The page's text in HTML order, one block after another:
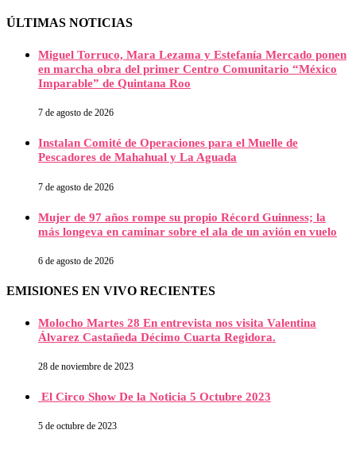
ÚLTIMAS NOTICIAS
Miguel Torruco, Mara Lezama y Estefanía Mercado ponen
en marcha obra del primer Centro Comunitario “México
Imparable” de Quintana Roo
7 de agosto de 2026
Instalan Comité de Operaciones para el Muelle de
Pescadores de Mahahual y La Aguada
7 de agosto de 2026
Mujer de 97 años rompe su propio Récord Guinness; la
más longeva en caminar sobre el ala de un avión en vuelo
6 de agosto de 2026
EMISIONES EN VIVO RECIENTES
Molocho Martes 28 En entrevista nos visita Valentina
Álvarez Castañeda Décimo Cuarta Regidora.
28 de noviembre de 2023
El Circo Show De la Noticia 5 Octubre 2023
5 de octubre de 2023